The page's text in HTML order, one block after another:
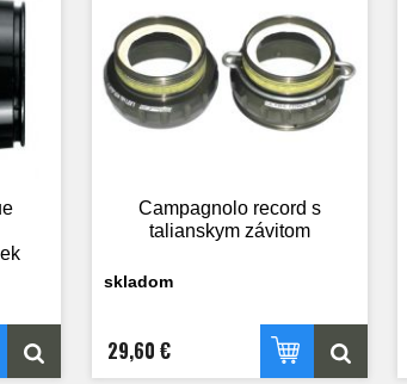
Campagnolo record s
talianskym závitom
skladom
29,60 €